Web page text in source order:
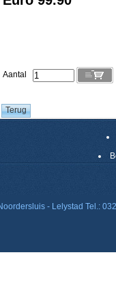
Aantal
- Lelystad Tel.: